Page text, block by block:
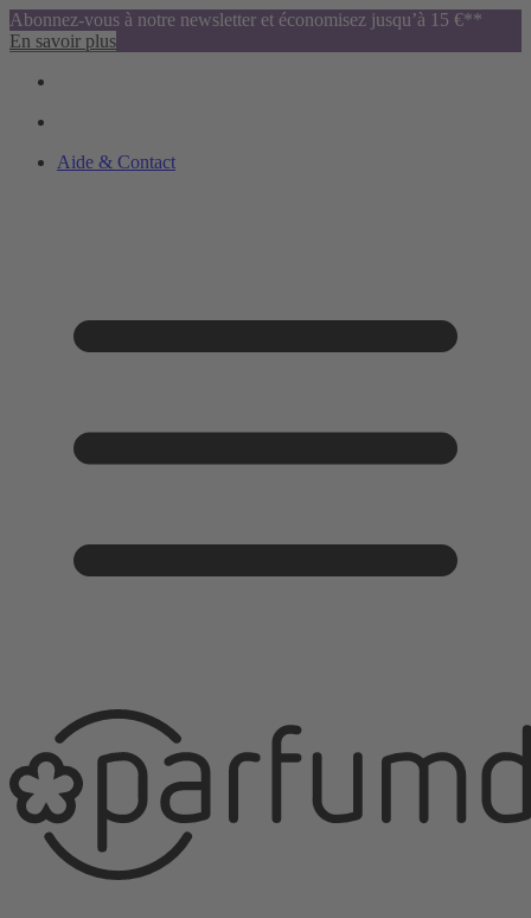
Abonnez-vous à notre newsletter et économisez jusqu’à 15 €**
En savoir plus
Aide & Contact